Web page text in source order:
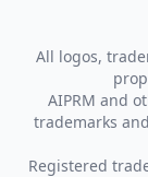
All logos,
AIPRM and
trademarks
Registered